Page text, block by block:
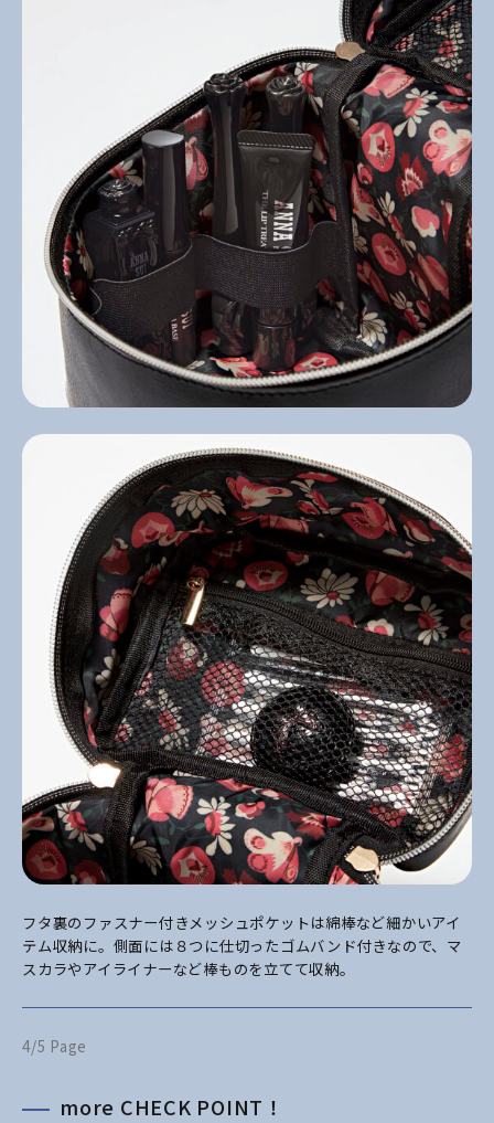
フタ裏のファスナー付きメッシュポケットは綿棒など細かいアイ
テム収納に。側面には８つに仕切ったゴムバンド付きなので、マ
スカラやアイライナーなど棒ものを立てて収納。
4/5 Page
more CHECK POINT！